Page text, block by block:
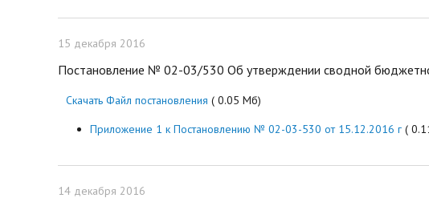
15 декабря 2016
Постановление № 02-03/530 Об утверждении сводной
Скачать Файл постановления ( 0.05 Мб)
Приложение 1 к Постановлению № 02-03-530 от 15.12.2016 г (
14 декабря 2016